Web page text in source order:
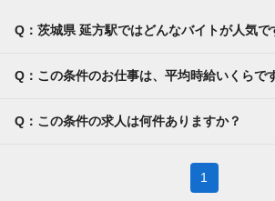
Q：茨城県 延方駅ではどんなバイトが人気で
Q：この条件のお仕事は、平均時給いくらで
Q：この条件の求人は何件ありますか？
1